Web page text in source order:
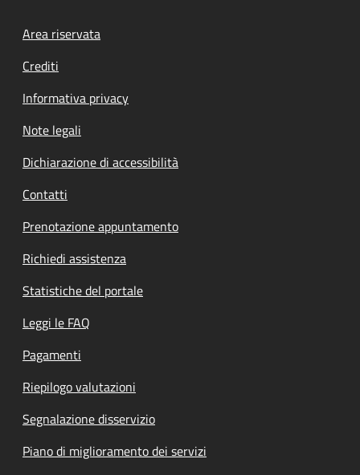
Footer menu
Area riservata
Crediti
Informativa privacy
Note legali
Dichiarazione di accessibilità
Contatti
Prenotazione appuntamento
Richiedi assistenza
Statistiche del portale
Leggi le FAQ
Pagamenti
Riepilogo valutazioni
Segnalazione disservizio
Piano di miglioramento dei servizi